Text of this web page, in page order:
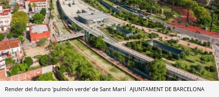
Render del futuro 'pulmón verde' de Sant Martí AJUNTAMENT DE BARCELONA